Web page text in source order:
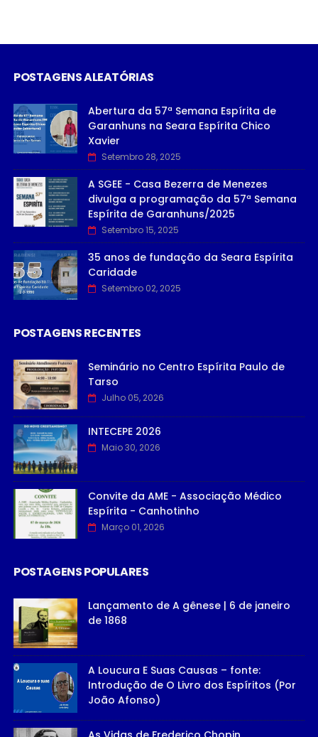
POSTAGENS ALEATÓRIAS
Abertura da 57ª Semana Espírita de
Garanhuns na Seara Espírita Chico
Xavier
Setembro 28, 2025
A SGEE - Casa Bezerra de Menezes
divulga a programação da 57ª Semana
Espírita de Garanhuns/2025
Setembro 15, 2025
35 anos de fundação da Seara Espírita
Caridade
Setembro 02, 2025
POSTAGENS RECENTES
Seminário no Centro Espírita Paulo de
Tarso
Julho 05, 2026
INTECEPE 2026
Maio 30, 2026
Convite da AME - Associação Médico
Espírita - Canhotinho
Março 01, 2026
POSTAGENS POPULARES
Lançamento de A gênese | 6 de janeiro
de 1868
A Loucura E Suas Causas – fonte:
Introdução de O Livro dos Espíritos (Por
João Afonso)